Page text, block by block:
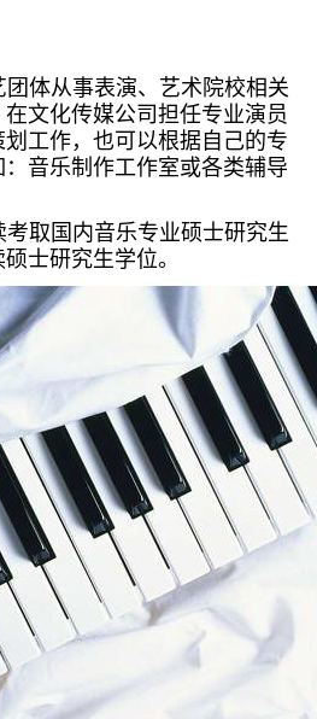
体从事表演、艺术院校相关
文化传媒公司担任专业演员
工作，也可以根据自己的专
音乐制作工作室或各类辅导
取国内音乐专业硕士研究生
士研究生学位。